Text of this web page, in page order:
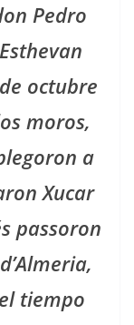
Pedro
octubre
moros,
a
Xucar
passoron
tiempo